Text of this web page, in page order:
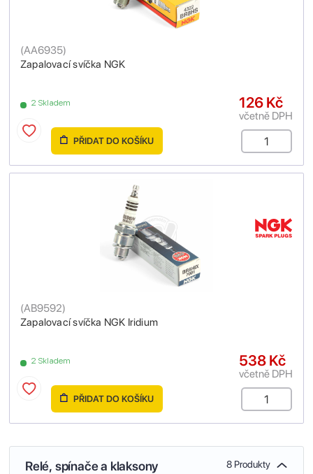
Zapalovací svíčka NGK
(AA6935)
2 Skladem 126 Kč
včetně DPH
PŘIDAT DO KOŠÍKU
Zapalovací svíčka NGK Iridium
(AB9592)
2 Skladem 538 Kč
včetně DPH
PŘIDAT DO KOŠÍKU
Relé, spínače a klaksony 8 Produkty